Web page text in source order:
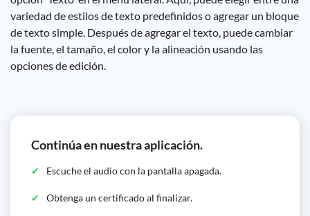
variedad de estilos de texto predefinidos o agregar un bloque
de texto simple. Después de agregar el texto, puede cambiar
la fuente, el tamaño, el color y la alineación usando las
opciones de edición.
Continúa en nuestra aplicación.
Escuche el audio con la pantalla apagada.
Obtenga un certificado al finalizar.